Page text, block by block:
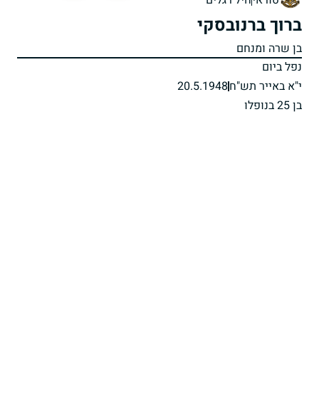
ברוך ברנובסקי
בן שרה ומנחם
נפל ביום
י"א באייר תש"ח20.5.1948
בן 25 בנופלו